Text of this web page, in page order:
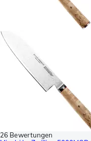
26 Bewertungen